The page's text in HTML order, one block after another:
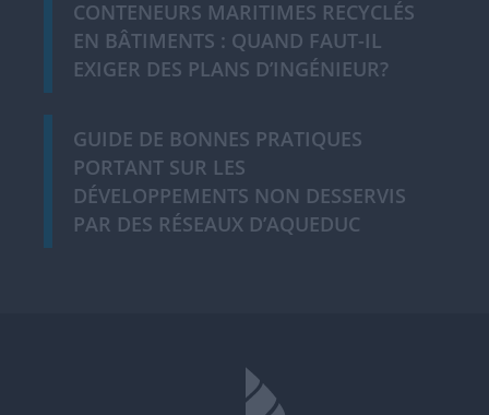
CONTENEURS MARITIMES RECYCLÉS
EN BÂTIMENTS : QUAND FAUT-IL
EXIGER DES PLANS D’INGÉNIEUR?
GUIDE DE BONNES PRATIQUES
PORTANT SUR LES
DÉVELOPPEMENTS NON DESSERVIS
PAR DES RÉSEAUX D’AQUEDUC